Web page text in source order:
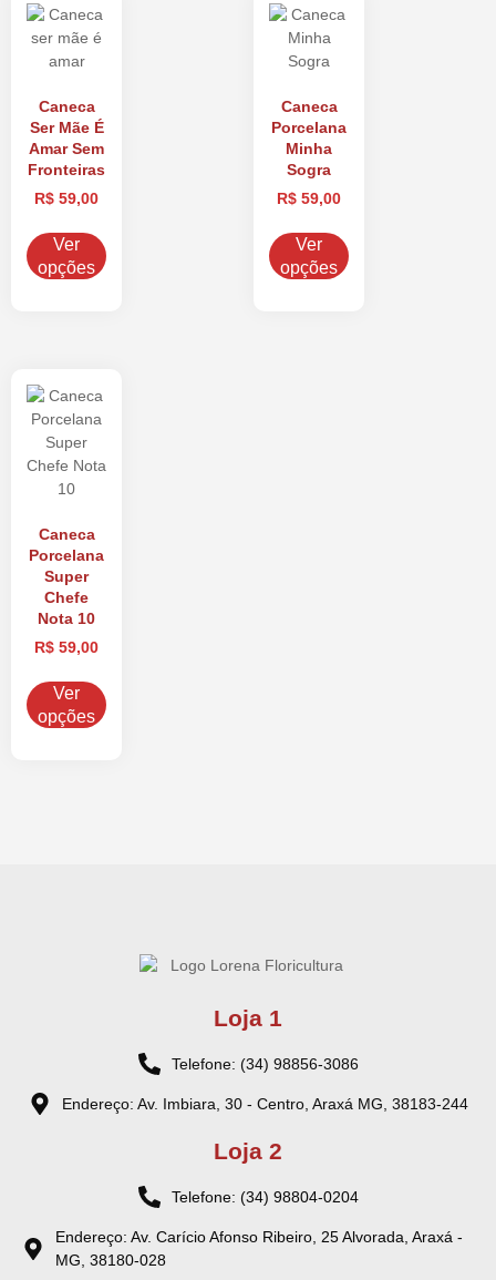
Caneca
Ser Mãe É
Amar Sem
Fronteiras
R$ 59,00
Ver
opções
Caneca
Porcelana
Minha
Sogra
R$ 59,00
Ver
opções
Caneca
Porcelana
Super
Chefe
Nota 10
R$ 59,00
Ver
opções
Loja 1
Telefone: (34) 98856-3086
Endereço: Av. Imbiara, 30 - Centro, Araxá MG, 38183-244
Loja 2
Telefone: (34) 98804-0204
Endereço: Av. Carício Afonso Ribeiro, 25 Alvorada, Araxá -
MG, 38180-028